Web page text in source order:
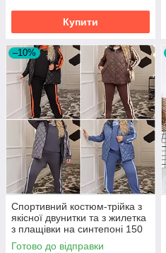
Купити
–10%
Спортивний костюм-трійка з
якісної двунитки та з жилетка
з плащівки на синтепоні 150
розміри великі
Готово до відправки